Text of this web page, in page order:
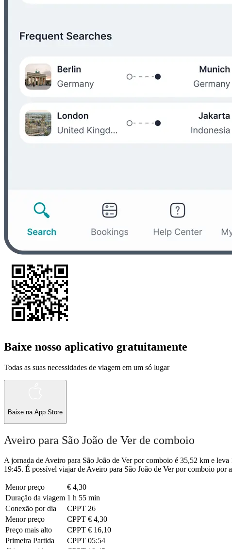
Baixe nosso aplicativo gratuitamente
Todas as suas necessidades de viagem em um só lugar
Baixe na App Store
Aveiro para São João de Ver de comboio
A jornada de Aveiro para São João de Ver por comboio é 35,52 km e
19:45. É possível viajar de Aveiro para São João de Ver por comboio por
Menor preço
€ 4,30
Duração da viagem 1 h 55 min
Conexão por dia
CPPT 26
Menor preço
CPPT € 4,30
Preço mais alto
CPPT € 16,10
Primeira Partida
CPPT 05:54